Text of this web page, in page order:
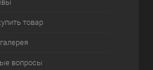
товар
вопросы